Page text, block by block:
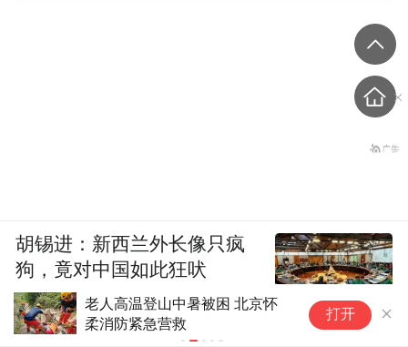
美上诉法院裁决要求美政府停止
白宫宴会厅项目
打开
胡锡进：新西兰外长像只疯
狗，竟对中国如此狂吠